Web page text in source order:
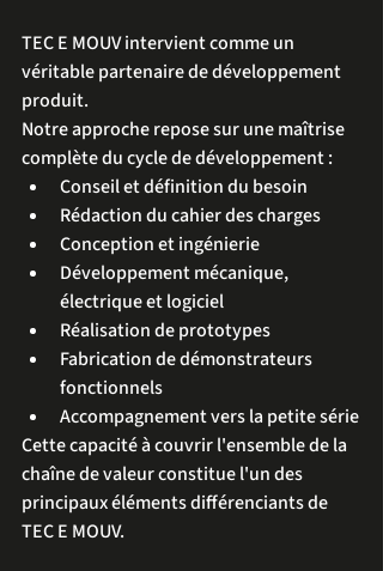
TEC E MOUV intervient comme un
véritable partenaire de développement
produit.
Notre approche repose sur une maîtrise
complète du cycle de développement :
Conseil et définition du besoin
Rédaction du cahier des charges
Conception et ingénierie
Développement mécanique,
électrique et logiciel
Réalisation de prototypes
Fabrication de démonstrateurs
fonctionnels
Accompagnement vers la petite série
Cette capacité à couvrir l'ensemble de la
chaîne de valeur constitue l'un des
principaux éléments différenciants de
TEC E MOUV.